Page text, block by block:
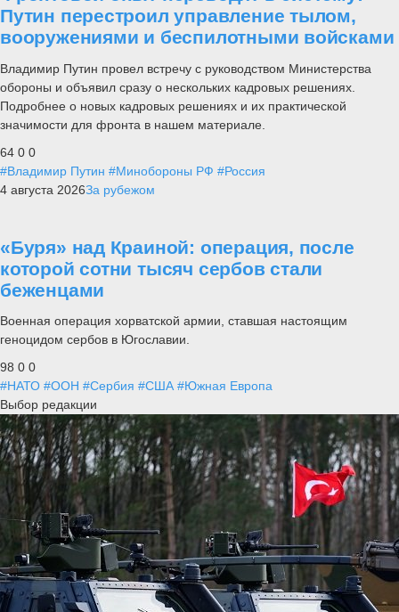
Путин перестроил управление тылом,
вооружениями и беспилотными войсками
Владимир Путин провел встречу с руководством Министерства
обороны и объявил сразу о нескольких кадровых решениях.
Подробнее о новых кадровых решениях и их практической
значимости для фронта в нашем материале.
64 0 0
#Владимир Путин #Минобороны РФ #Россия
4 августа 2026За рубежом
«Буря» над Краиной: операция, после
которой сотни тысяч сербов стали
беженцами
Военная операция хорватской армии, ставшая настоящим
геноцидом сербов в Югославии.
98 0 0
#НАТО #ООН #Сербия #США #Южная Европа
Выбор редакции